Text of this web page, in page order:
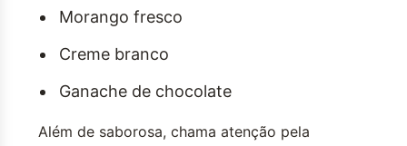
Morango fresco
Creme branco
Ganache de chocolate
Além de saborosa, chama atenção pela